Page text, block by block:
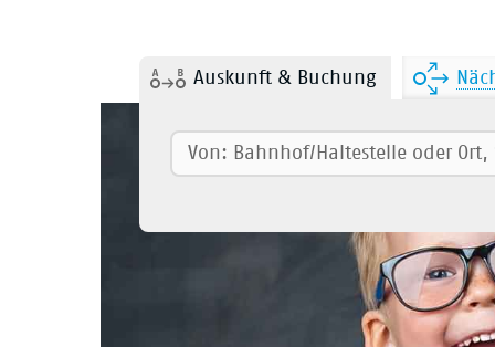
Auskunft & Buchung